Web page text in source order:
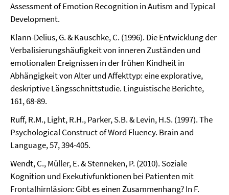
Assessment of Emotion Recognition in Autism and Typical
Development.
Klann-Delius, G. & Kauschke, C. (1996). Die Entwicklung der
Verbalisierungshäufigkeit von inneren Zuständen und
emotionalen Ereignissen in der frühen Kindheit in
Abhängigkeit von Alter und Affekttyp: eine explorative,
deskriptive Längsschnittstudie. Linguistische Berichte,
161, 68-89.
Ruff, R.M., Light, R.H., Parker, S.B. & Levin, H.S. (1997). The
Psychological Construct of Word Fluency. Brain and
Language, 57, 394-405.
Wendt, C., Müller, E. & Stenneken, P. (2010). Soziale
Kognition und Exekutivfunktionen bei Patienten mit
Frontalhirnläsion: Gibt es einen Zusammenhang? In F.